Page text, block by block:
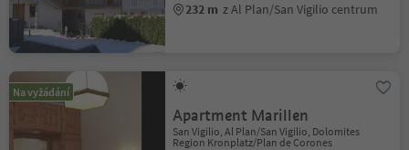
232 m z Al Plan/San Vigilio centrum
Na vyžádání
Apartment Marillen
San Vigilio, Al Plan/San Vigilio, Dolomites
Region Kronplatz/Plan de Corones